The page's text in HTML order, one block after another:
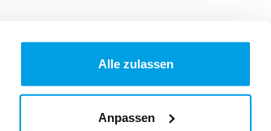
Alle zulassen
Anpassen